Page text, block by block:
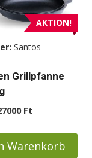
AKTION!
Santos
Grillpfanne
Ft
Ft
ist:
27000 Ft.
Warenkorb